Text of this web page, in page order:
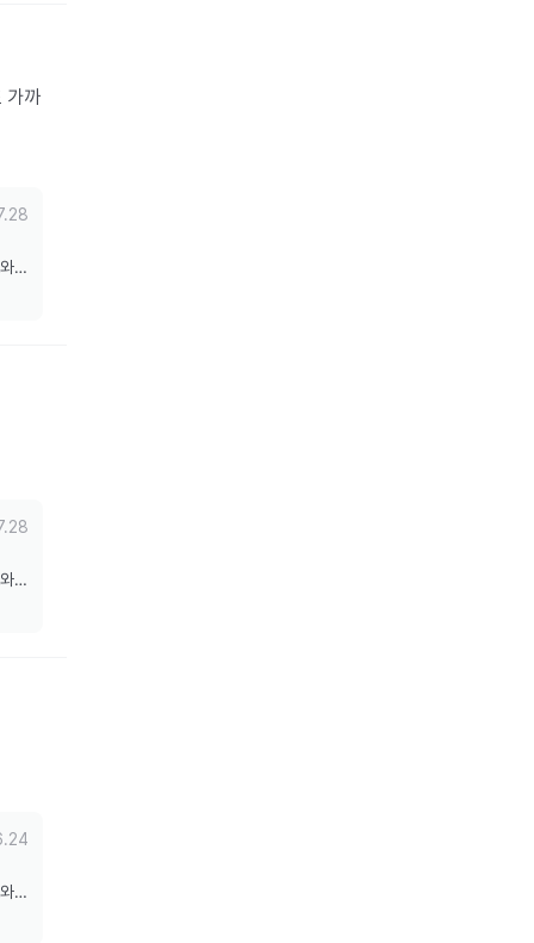
가까
드
드
드